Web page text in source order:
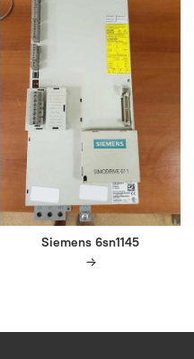
Siemens 6sn1145